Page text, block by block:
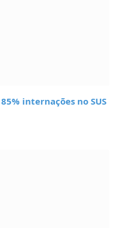
internações no SUS